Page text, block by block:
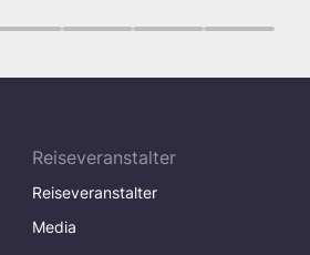
3 4 5 6
Reiseveranstalter
Reiseveranstalter
Media